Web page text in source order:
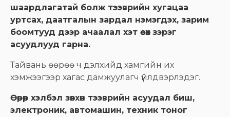
шаардлагатай болж тээврийн хугацаа
уртсах, даатгалын зардал нэмэгдэх, зарим
боомтууд дээр ачаалал хэт өсөх зэрэг
асуудлууд гарна.
Тайвань өөрөө ч дэлхийд хамгийн их
хэмжээгээр хагас дамжуулагч үйлдвэрлэдэг.
Өөрөөр хэлбэл зөвхөн тээврийн асуудал биш,
электроник, автомашин, техник тоног